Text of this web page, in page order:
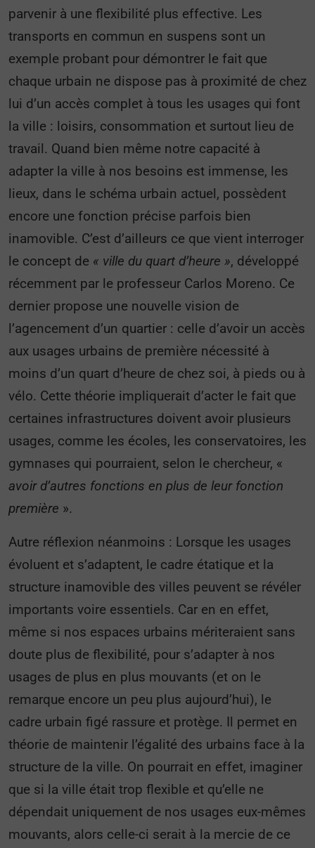
parvenir à une flexibilité plus effective. Les
transports en commun en suspens sont un
exemple probant pour démontrer le fait que
chaque urbain ne dispose pas à proximité de chez
lui d’un accès complet à tous les usages qui font
la ville : loisirs, consommation et surtout lieu de
travail. Quand bien même notre capacité à
adapter la ville à nos besoins est immense, les
lieux, dans le schéma urbain actuel, possèdent
encore une fonction précise parfois bien
inamovible. C’est d’ailleurs ce que vient interroger
le concept de « ville du quart d’heure », développé
récemment par le professeur Carlos Moreno. Ce
dernier propose une nouvelle vision de
l’agencement d’un quartier : celle d’avoir un accès
aux usages urbains de première nécessité à
moins d’un quart d’heure de chez soi, à pieds ou à
vélo. Cette théorie impliquerait d’acter le fait que
certaines infrastructures doivent avoir plusieurs
usages, comme les écoles, les conservatoires, les
gymnases qui pourraient, selon le chercheur, «
avoir d’autres fonctions en plus de leur fonction
première ».
Autre réflexion néanmoins : Lorsque les usages
évoluent et s’adaptent, le cadre étatique et la
structure inamovible des villes peuvent se révéler
importants voire essentiels. Car en en effet,
même si nos espaces urbains mériteraient sans
doute plus de flexibilité, pour s’adapter à nos
usages de plus en plus mouvants (et on le
remarque encore un peu plus aujourd’hui), le
cadre urbain figé rassure et protège. Il permet en
théorie de maintenir l’égalité des urbains face à la
structure de la ville. On pourrait en effet, imaginer
que si la ville était trop flexible et qu’elle ne
dépendait uniquement de nos usages eux-mêmes
mouvants, alors celle-ci serait à la mercie de ce